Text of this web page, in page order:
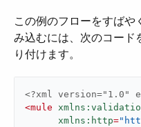
この例のフローをすば
み込むには、次のコー
り付けます。
<?xml version="1.0"
<mule
xmlns:http=